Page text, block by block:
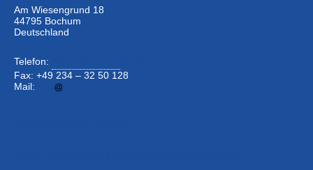
Am Wiesengrund 18
44795 Bochum
Deutschland
Telefon:
Fax: +49 234 – 32 50 128
Mail: